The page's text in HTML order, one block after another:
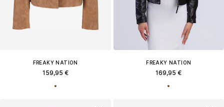
FREAKY NATION
159,95 €
FREAKY NATION
169,95 €